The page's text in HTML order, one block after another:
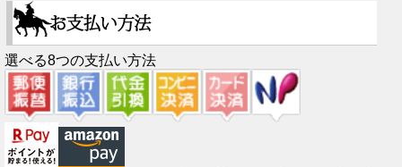
選べる8つの支払い方法